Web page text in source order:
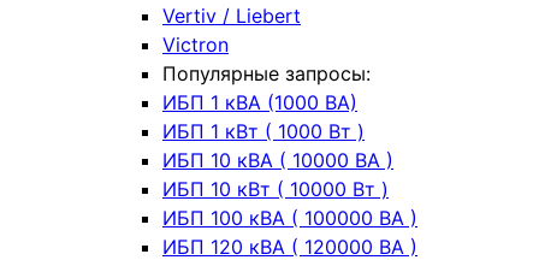
Vertiv / Liebert
Victron
Популярные запросы:
ИБП 1 кВА (1000 ВА)
ИБП 1 кВт ( 1000 Вт )
ИБП 10 кВА ( 10000 ВА )
ИБП 10 кВт ( 10000 Вт )
ИБП 100 кВА ( 100000 ВА )
ИБП 120 кВА ( 120000 ВА )